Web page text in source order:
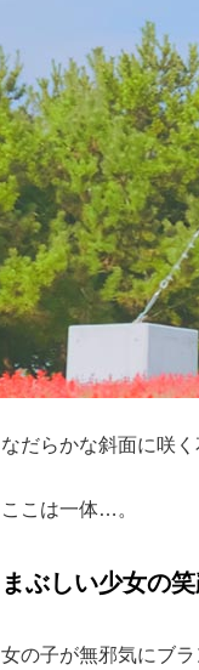
なだらかな斜面に咲
ここは一体…。
まぶしい少女の
女の子が無邪気にブ